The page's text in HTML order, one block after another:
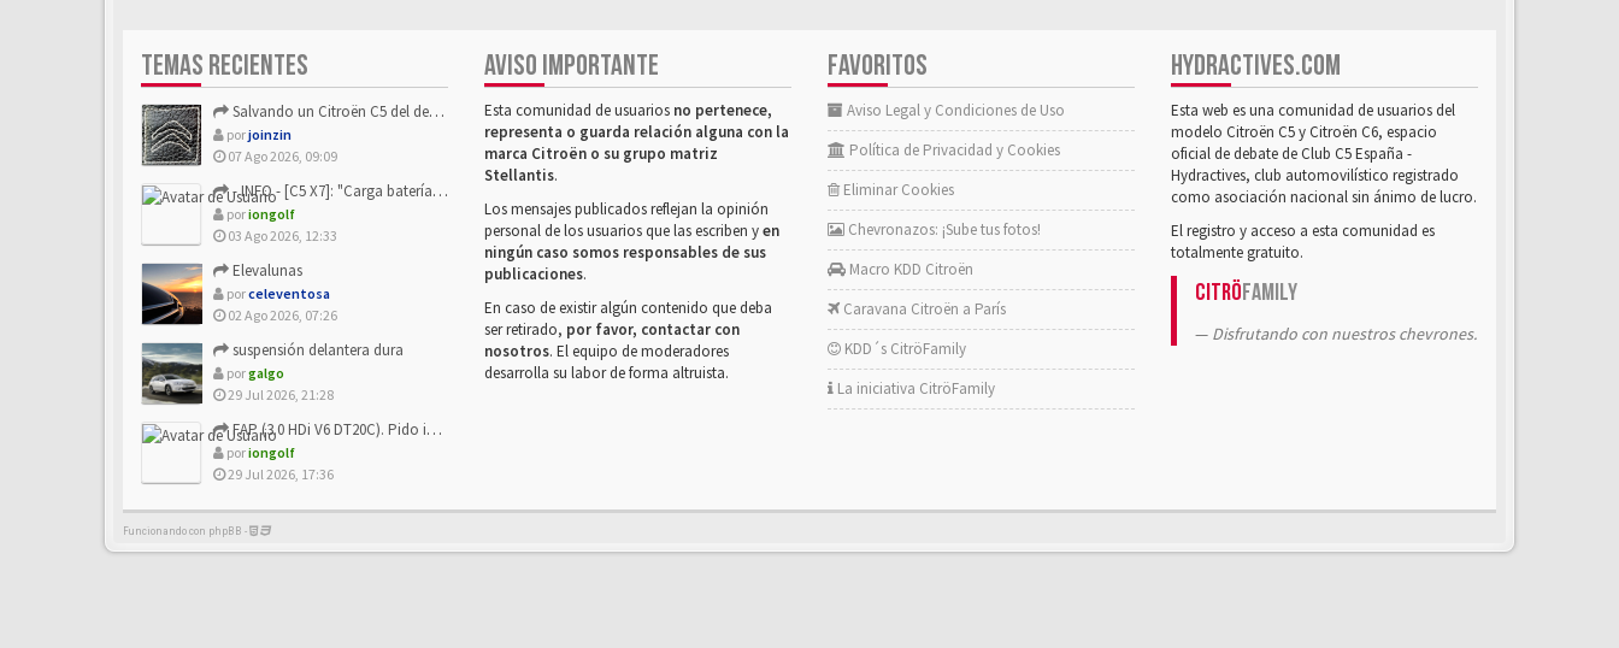
TEMAS RECIENTES
Salvando un Citroën C5 del desguace: Presentación y seguimiento
porjoinzin
07 Ago 2026, 09:09
- INFO - [C5 X7]: "Carga batería o alimentación eléctri...
poriongolf
03 Ago 2026, 12:33
Elevalunas
porceleventosa
02 Ago 2026, 07:26
suspensión delantera dura
porgalgo
29 Jul 2026, 21:28
FAP (3.0 HDi V6 DT20C). Pido info sobre su sustitución
poriongolf
29 Jul 2026, 17:36
AVISO IMPORTANTE
Esta comunidad de usuarios no pertenece,
representa o guarda relación alguna con la
marca Citroën o su grupo matriz
Stellantis.
Los mensajes publicados reflejan la opinión
personal de los usuarios que las escriben yen
ningún caso somos responsables de sus
publicaciones.
En caso de existir algún contenido que deba
ser retirado, por favor, contactar con
nosotros. El equipo de moderadores
desarrolla su labor de forma altruista.
FAVORITOS
Aviso Legal y Condiciones de Uso
Política de Privacidad y Cookies
Eliminar Cookies
Chevronazos: ¡Sube tus fotos!
Macro KDD Citroën
Caravana Citroën a París
KDD´s CitröFamily
La iniciativa CitröFamily
HYDRACTIVES.COM
Esta web es una comunidad de usuarios del
modelo Citroën C5 y Citroën C6, espacio
oficial de debate de Club C5 España -
Hydractives, club automovilístico registrado
como asociación nacional sin ánimo de lucro.
El registro y acceso a esta comunidad es
totalmente gratuito.
CitröFamily
Disfrutando con nuestros chevrones.
Funcionando con phpBB -